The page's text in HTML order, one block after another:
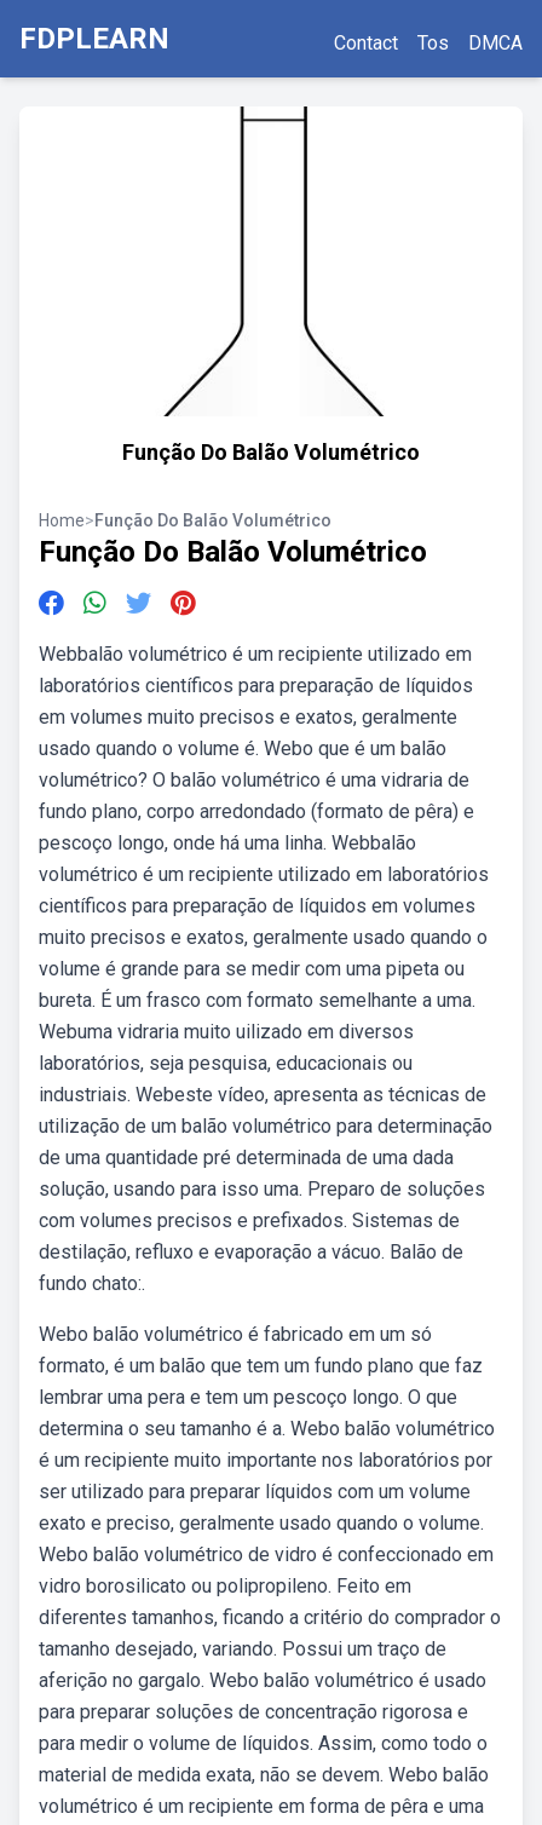
FDPLEARN Contact Tos DMCA
Função Do Balão Volumétrico
Home>Função Do Balão Volumétrico
Função Do Balão Volumétrico
Webbalão volumétrico é um recipiente utilizado em
laboratórios científicos para preparação de líquidos
em volumes muito precisos e exatos, geralmente
usado quando o volume é. Webo que é um balão
volumétrico? O balão volumétrico é uma vidraria de
fundo plano, corpo arredondado (formato de pêra) e
pescoço longo, onde há uma linha. Webbalão
volumétrico é um recipiente utilizado em laboratórios
científicos para preparação de líquidos em volumes
muito precisos e exatos, geralmente usado quando o
volume é grande para se medir com uma pipeta ou
bureta. É um frasco com formato semelhante a uma.
Webuma vidraria muito uilizado em diversos
laboratórios, seja pesquisa, educacionais ou
industriais. Webeste vídeo, apresenta as técnicas de
utilização de um balão volumétrico para determinação
de uma quantidade pré determinada de uma dada
solução, usando para isso uma. Preparo de soluções
com volumes precisos e prefixados. Sistemas de
destilação, refluxo e evaporação a vácuo. Balão de
fundo chato:.
Webo balão volumétrico é fabricado em um só
formato, é um balão que tem um fundo plano que faz
lembrar uma pera e tem um pescoço longo. O que
determina o seu tamanho é a. Webo balão volumétrico
é um recipiente muito importante nos laboratórios por
ser utilizado para preparar líquidos com um volume
exato e preciso, geralmente usado quando o volume.
Webo balão volumétrico de vidro é confeccionado em
vidro borosilicato ou polipropileno. Feito em
diferentes tamanhos, ficando a critério do comprador o
tamanho desejado, variando. Possui um traço de
aferição no gargalo. Webo balão volumétrico é usado
para preparar soluções de concentração rigorosa e
para medir o volume de líquidos. Assim, como todo o
material de medida exata, não se devem. Webo balão
volumétrico é um recipiente em forma de pêra e uma